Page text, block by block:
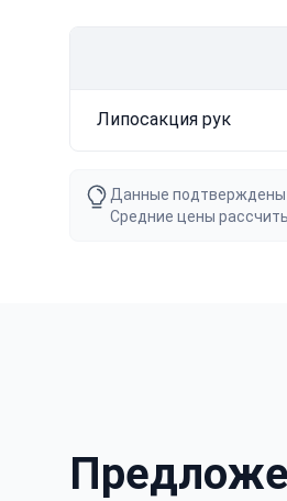
Липосакция рук
Данные подтверждены
Средние цены